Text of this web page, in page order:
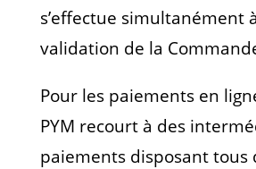
s’effectue simultanément
validation de la
Pour les paiements en
PYM recourt à des
paiements disposant tous